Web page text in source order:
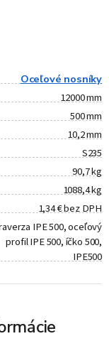
Oceľové nosníky
12000 mm
500 mm
10,2 mm
S235
90,7 kg
1088,4 kg
1,34 € bez DPH
IPE 500, oceľový
profil IPE 500, íčko 500,
IPE500